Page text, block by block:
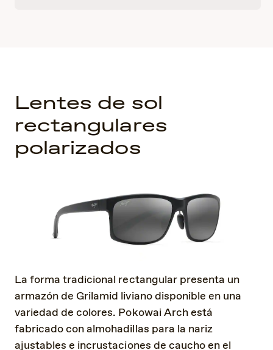
Lentes de sol
rectangulares
polarizados
La forma tradicional rectangular presenta un
armazón de Grilamid liviano disponible en una
variedad de colores. Pokowai Arch está
fabricado con almohadillas para la nariz
ajustables e incrustaciones de caucho en el